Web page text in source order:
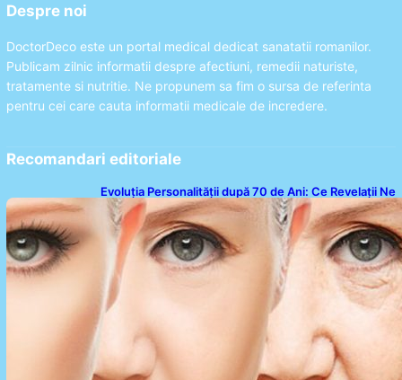
Despre noi
DoctorDeco este un portal medical dedicat sanatatii romanilor.
Publicam zilnic informatii despre afectiuni, remedii naturiste,
tratamente si nutritie. Ne propunem sa fim o sursa de referinta
pentru cei care cauta informatii medicale de incredere.
Recomandari editoriale
Evoluția Personalității după 70 de Ani: Ce Revelații Ne
Oferă Studiile Psihologice